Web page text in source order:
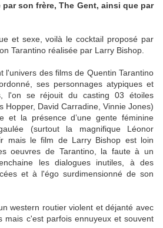
son frère, The Gent, ainsi que par
et sexe, voilà le cocktail proposé par
Tarantino réalisée par Larry Bishop.
l'univers des films de Quentin Tarantino
ses personnages atypiques et
l'on se réjouit du casting 03 étoiles
Hopper, David Carradine, Vinnie Jones)
et la présence d’une gente féminine
(surtout la magnifique Léonor
mais le film de Larry Bishop est loin
oeuvres de Tarantino, la faute à un
les dialogues inutiles, à des
et à l'égo surdimensionné de son
western routier violent et déjanté avec
mais c'est parfois ennuyeux et souvent